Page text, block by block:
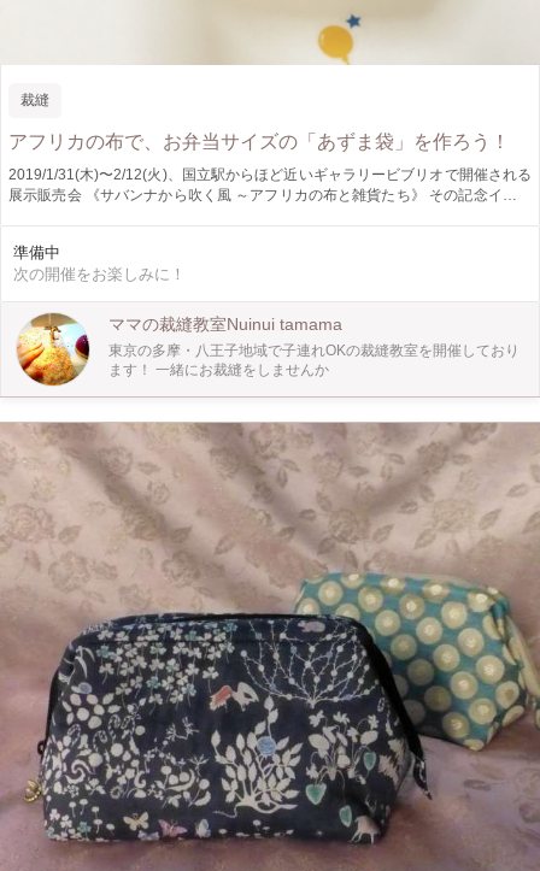
裁縫
アフリカの布で、お弁当サイズの「あずま袋」を作ろう！
2019/1/31(木)〜2/12(火)、国立駅からほど近いギャラリービブリオで開催される
展示販売会 《サバンナから吹く風 ～アフリカの布と雑貨たち》 その記念イベン
クショップを行います！ 【日時】 2月2日(土) ・13:00〜 ・14:00〜 ・
15:00〜 の3回 (各30分程度) 【参加費】 教室がご用意したアフリカ布でお弁当
☆参加は予約の方を優先させて頂きます。
準備中
次の開催をお楽しみに！
ママの裁縫教室Nuinui tamama
東京の多摩・八王子地域で子連れOKの裁縫教室を開催しており
ます！ 一緒にお裁縫をしませんか